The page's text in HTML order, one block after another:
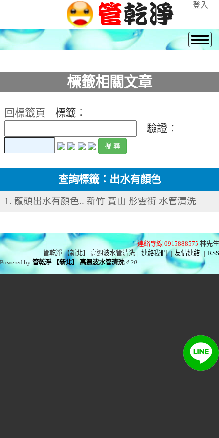
登入
標籤相關文章
回標籤頁
標籤：
驗證：
查詢標籤：出水有顏色
1. 龍頭出水有顏色.. 新竹 寶山 彤雲街 水管清洗
連絡專線 0915888575 林先生
管乾淨 【新北】 高週波水管清洗 | 連絡我們 | 友情連結 | RSS
Powered by管乾淨 【新北】 高週波水管清洗 4.20